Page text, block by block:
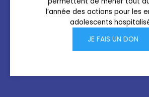
l’année des actions pour les
adolescents
JE FAIS UN DON